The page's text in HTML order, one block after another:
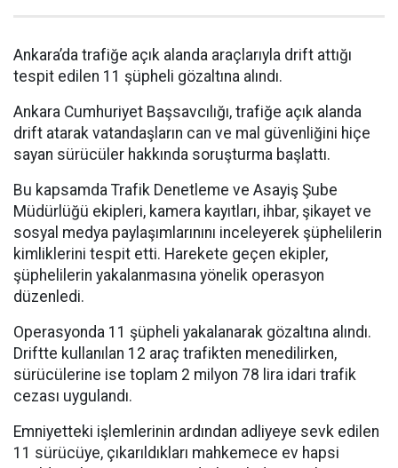
Ankara’da trafiğe açık alanda araçlarıyla drift attığı
tespit edilen 11 şüpheli gözaltına alındı.
Ankara Cumhuriyet Başsavcılığı, trafiğe açık alanda
drift atarak vatandaşların can ve mal güvenliğini hiçe
sayan sürücüler hakkında soruşturma başlattı.
Bu kapsamda Trafik Denetleme ve Asayiş Şube
Müdürlüğü ekipleri, kamera kayıtları, ihbar, şikayet ve
sosyal medya paylaşımlarınını inceleyerek şüphelilerin
kimliklerini tespit etti. Harekete geçen ekipler,
şüphelilerin yakalanmasına yönelik operasyon
düzenledi.
Operasyonda 11 şüpheli yakalanarak gözaltına alındı.
Driftte kullanılan 12 araç trafikten menedilirken,
sürücülerine ise toplam 2 milyon 78 lira idari trafik
cezası uygulandı.
Emniyetteki işlemlerinin ardından adliyeye sevk edilen
11 sürücüye, çıkarıldıkları mahkemece ev hapsi